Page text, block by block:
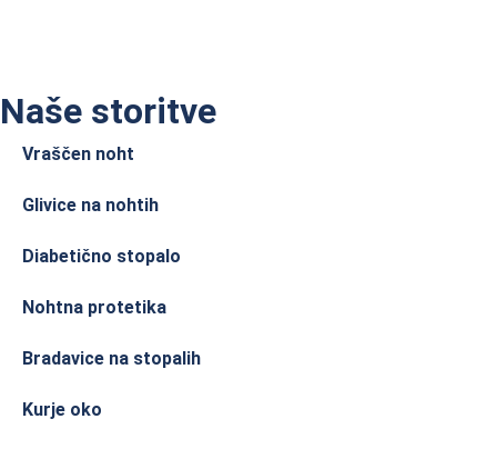
Naše storitve
Vraščen noht
Glivice na nohtih
Diabetično stopalo
Nohtna protetika
Bradavice na stopalih
Kurje oko